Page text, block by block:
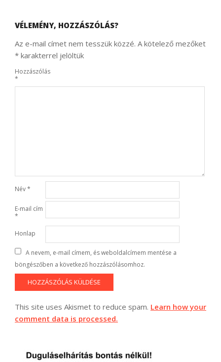
VÉLEMÉNY, HOZZÁSZÓLÁS?
Az e-mail címet nem tesszük közzé. A kötelező mezőket
* karakterrel jelöltük
Hozzászólás
*
Név*
E-mail cím
*
Honlap
A nevem, e-mail címem, és weboldalcímem mentése a
böngészőben a következő hozzászólásomhoz.
This site uses Akismet to reduce spam. Learn how your
comment data is processed.